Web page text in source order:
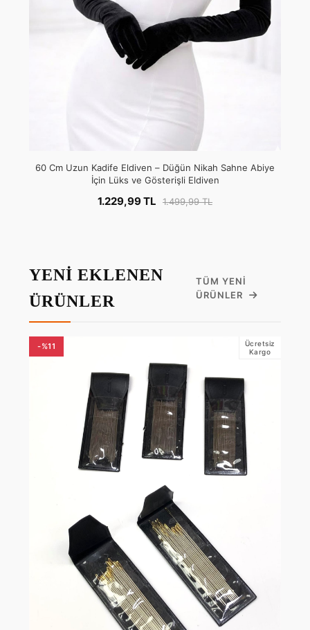
60 Cm Uzun Kadife Eldiven – Düğün Nikah Sahne Abiye
İçin Lüks ve Gösterişli Eldiven
1.229,99 TL 1.499,99 TL
YENİ EKLENEN
ÜRÜNLER
TÜM YENI
ÜRÜNLER
-%11
Ücretsiz
Kargo